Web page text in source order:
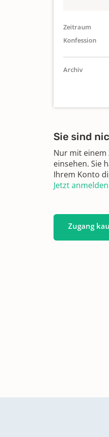
Zeitraum
Konfession
Archiv
Sie sind
Nur mit einem
einsehen. Sie
Ihrem Konto
Jetzt anmelden
Zugang